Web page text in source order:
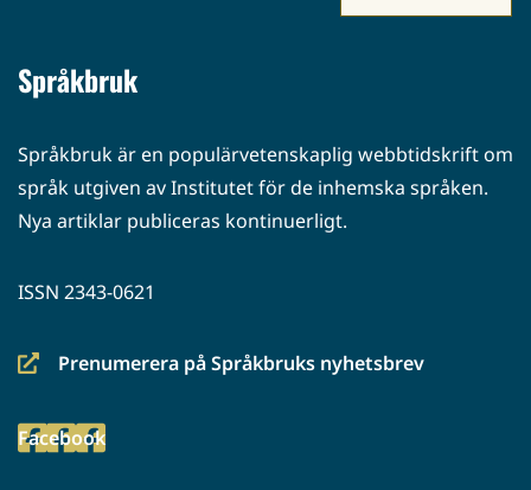
Språkbruk
Språkbruk är en populärvetenskaplig webbtidskrift om
språk utgiven av Institutet för de inhemska språken.
Nya artiklar publiceras kontinuerligt.
ISSN 2343-0621
Prenumerera på Språkbruks nyhetsbrev
(siirryt
palveluun)
Facebook
(siirryt